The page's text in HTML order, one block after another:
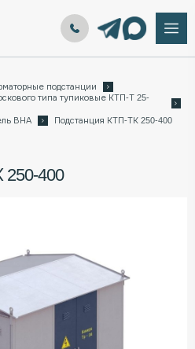
подстанции
типа тупиковые КТП-Т 25-
ВНА
Подстанция КТП-ТК 250-400
400